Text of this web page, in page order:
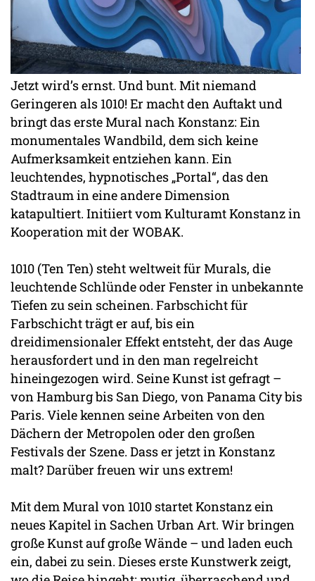
Jetzt wird’s ernst. Und bunt. Mit niemand
Geringeren als 1010! Er macht den Auftakt und
bringt das erste Mural nach Konstanz: Ein
monumentales Wandbild, dem sich keine
Aufmerksamkeit entziehen kann. Ein
leuchtendes, hypnotisches „Portal“, das den
Stadtraum in eine andere Dimension
katapultiert. Initiiert vom Kulturamt Konstanz in
Kooperation mit der WOBAK.
1010 (Ten Ten) steht weltweit für Murals, die
leuchtende Schlünde oder Fenster in unbekannte
Tiefen zu sein scheinen. Farbschicht für
Farbschicht trägt er auf, bis ein
dreidimensionaler Effekt entsteht, der das Auge
herausfordert und in den man regelreicht
hineingezogen wird. Seine Kunst ist gefragt –
von Hamburg bis San Diego, von Panama City bis
Paris. Viele kennen seine Arbeiten von den
Dächern der Metropolen oder den großen
Festivals der Szene. Dass er jetzt in Konstanz
malt? Darüber freuen wir uns extrem!
Mit dem Mural von 1010 startet Konstanz ein
neues Kapitel in Sachen Urban Art. Wir bringen
große Kunst auf große Wände – und laden euch
ein, dabei zu sein. Dieses erste Kunstwerk zeigt,